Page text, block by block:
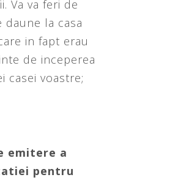
Va va feri de
daune la casa
in fapt erau
de inceperea
casei voastre;
emitere a
pentru